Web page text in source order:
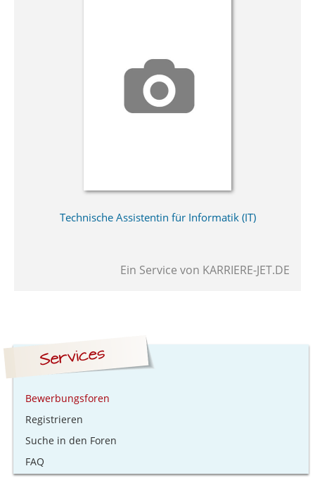
Technische Assistentin für Informatik (IT)
Ein Service von KARRIERE-JET.DE
Bewerbungsforen
Registrieren
Suche in den Foren
FAQ